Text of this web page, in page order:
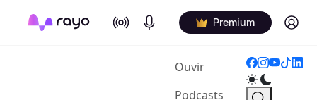
On Air Podcasts Premium Log in
Ouvir(current)
Podcasts